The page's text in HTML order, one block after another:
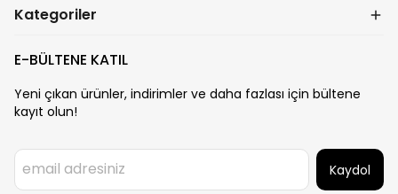
Kategoriler
E-BÜLTENE KATIL
Yeni çıkan ürünler, indirimler ve daha fazlası için bültene
kayıt olun!
Kaydol